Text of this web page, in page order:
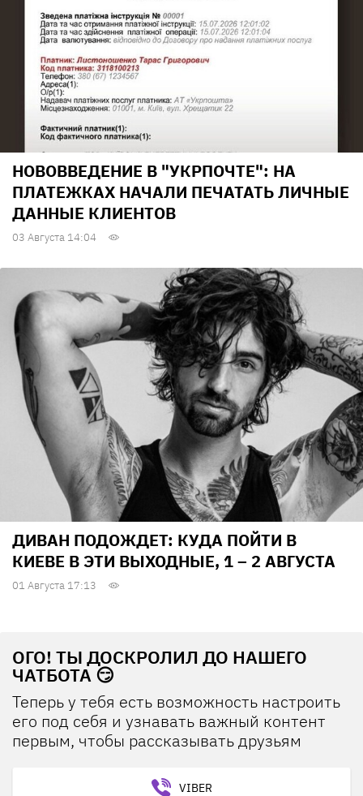
НОВОВВЕДЕНИЕ В "УКРПОЧТЕ": НА
ПЛАТЕЖКАХ НАЧАЛИ ПЕЧАТАТЬ ЛИЧНЫЕ
ДАННЫЕ КЛИЕНТОВ
03 Августа 14:04
ДИВАН ПОДОЖДЕТ: КУДА ПОЙТИ В
КИЕВЕ В ЭТИ ВЫХОДНЫЕ, 1 – 2 АВГУСТА
01 Августа 17:13
ОГО! ТЫ ДОСКРОЛИЛ ДО НАШЕГО
ЧАТБОТА 😏
Теперь у тебя есть возможность настроить
его под себя и узнавать важный контент
первым, чтобы рассказывать друзьям
VIBER